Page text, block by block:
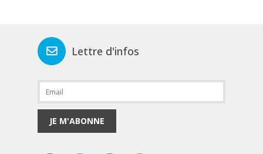
Lettre d'infos
JE M'ABONNE